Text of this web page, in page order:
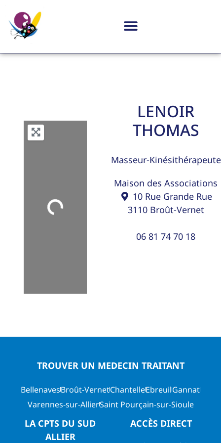
Loading...
LENOIR
THOMAS
Masseur-Kinésithérapeute
Maison des Associations
10 Rue Grande Rue
3110 Broût-Vernet
06 81 74 70 18
TROUVER UN MEDECIN TRAITANT
BellenavesBroût-VernetChantelleEbreuilGannat
Varennes-sur-AllierSaint Pourçain-sur-Sioule
LA CPTS DU SUD
ALLIER
ACCÈS DIRECT